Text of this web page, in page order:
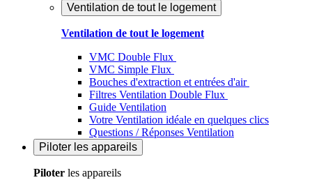
Ventilation de tout le logement
Ventilation de tout le logement
VMC Double Flux
VMC Simple Flux
Bouches d'extraction et entrées d'air
Filtres Ventilation Double Flux
Guide Ventilation
Votre Ventilation idéale en quelques clics
Questions / Réponses Ventilation
Piloter les appareils
Piloter les appareils